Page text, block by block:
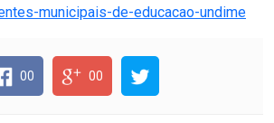
municipais-de-educacao-undime
00 00